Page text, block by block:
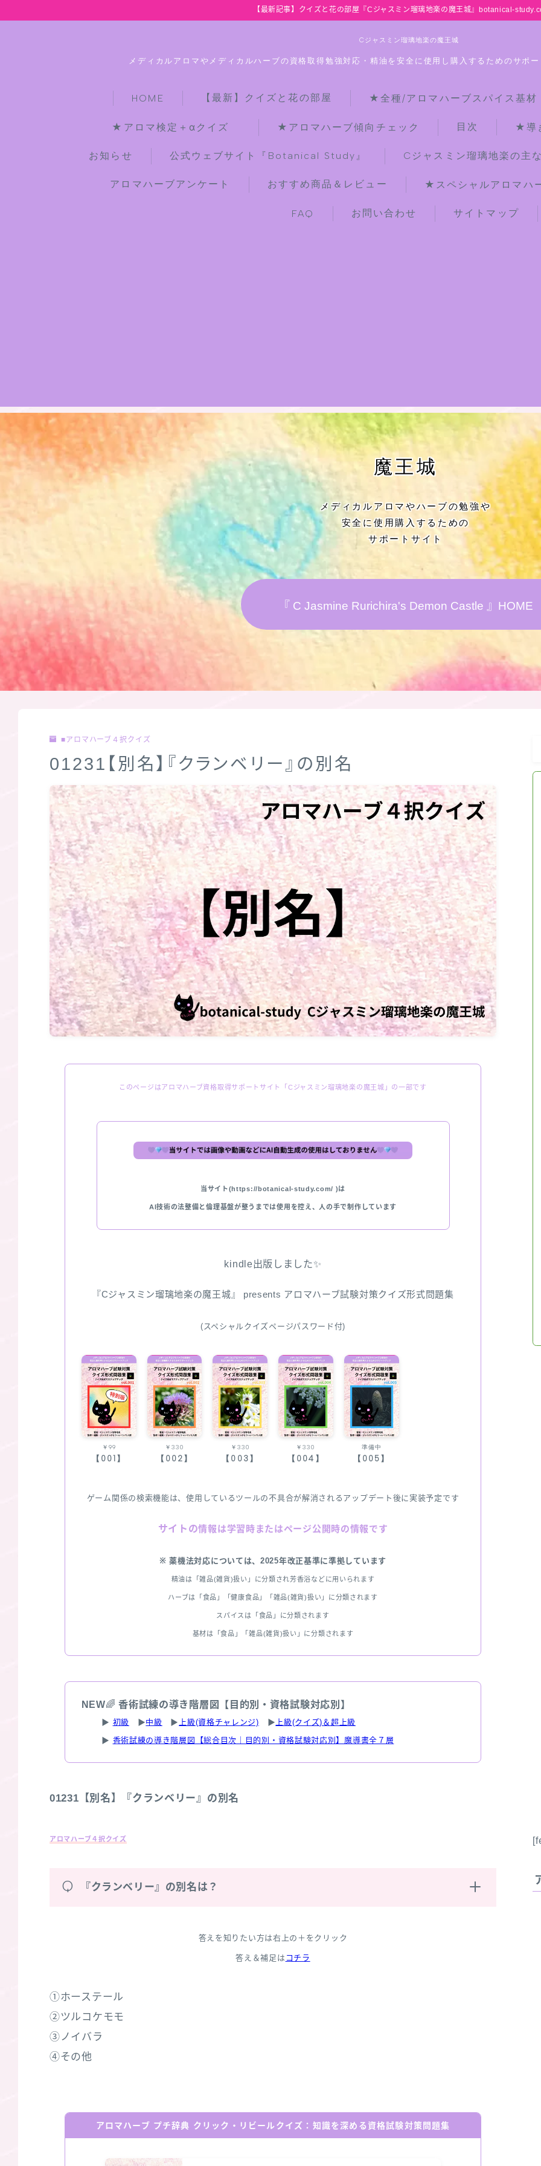
【最新記事】クイズと花の部屋『Cジャスミン瑠璃地楽の魔王城』botanical-
Cジャスミン瑠璃地楽の魔王城
メディカルアロマやメディカルハーブの資格取得勉強対応・精油を安全に使用し購入するためのサポ
HOME 【最新】クイズと花の部屋 ★全種/アロマハーブスパイス基
★アロマ検定＋αクイズ ★アロマハーブ傾向チェック 目次 ★導
お知らせ 公式ウェブサイト『Botanical Study』 Cジャスミン瑠璃地楽の主
アロマハーブアンケート おすすめ商品＆レビュー ★スペシャルアロマハ
FAQ お問い合わせ サイトマップ
【最新】クイズと花の部屋
★全種/アロマハーブスパイス基材 プ
お知らせ
公式ウェブサイト『Botanical Study』
Cジャスミン瑠璃地楽の主な活動先リン
ク集
プロフィール
アロマハーブアンケート
おすすめ商品＆レビュー
★スペシャルアロマハーブ４択クイズ
FAQ
サイトマップ
魔王城
メディカルアロマやハーブの勉強や
安全に使用購入するための
サポートサイト
『 C Jasmine Rurichira's Demon Castle 』HOME
■アロマハーブ４択クイズ
01231【別名】『クランベリー』の別名
このページはアロマハーブ資格取得サポートサイト「Cジャスミン瑠璃地楽の魔王城」の一部です
当サイト(https://botanical-study.com/ )は
AI技術の法整備と倫理基盤が整うまでは使用を控え、人の手で制作しています
kindle出版しました✨
『Cジャスミン瑠璃地楽の魔王城』 presents アロマハーブ試験対策クイズ形式問題集
(スペシャルクイズページパスワード付)
￥99
【001】
￥330
【002】
￥330
【003】
￥330
【004】
準備中
【005】
ゲーム関係の検索機能は、使用しているツールの不具合が解消されるアップデート後に実装予定です
サイトの情報は学習時またはページ公開時の情報です
※ 薬機法対応については、2025年改正基準に準拠しています
精油は「雑品(雑貨)扱い」に分類され芳香浴などに用いられます
ハーブは「食品」「健康食品」「雑品(雑貨)扱い」に分類されます
スパイスは「食品」に分類されます
基材は「食品」「雑品(雑貨)扱い」に分類されます
NEW🌈香術試練の導き階層図【目的別・資格試験対応別】
▶ 初級 ▶中級 ▶ 上級(資格チャレンジ) ▶ 上級(クイズ)＆超上級
▶ 香術試練の導き階層図【総合目次｜目的別・資格試験対応別】魔導書全７層
01231【別名】『クランベリー』の別名
アロマハーブ４択クイズ
Q 『クランベリー』の別名は？
答えを知りたい方は右上の＋をクリック
答え＆補足は コチラ
①ホーステール
②ツルコケモモ
③ノイバラ
④その他
アロマハーブ プチ辞典 クリック・リビールクイズ：知識を深める資格試験対策問題集